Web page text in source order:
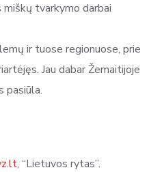
tvarkymo darbai
ir tuose regionuose, prie
Jau dabar Žemaitijoje
pasiūla.
, “Lietuvos rytas”.